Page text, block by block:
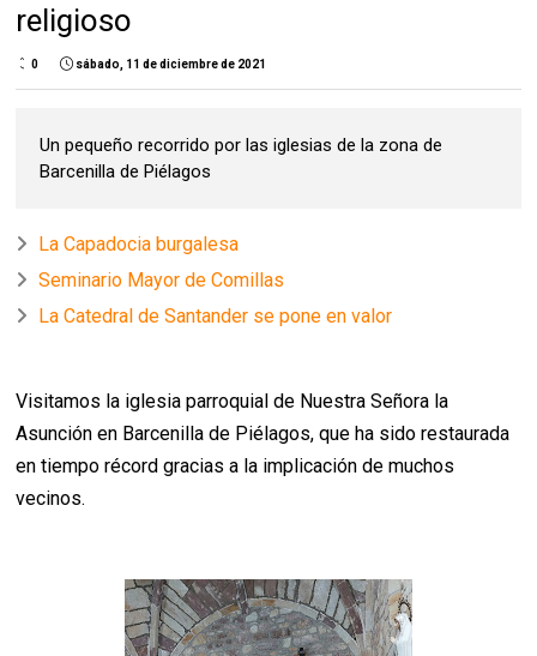
religioso
0 sábado, 11 de diciembre de 2021
Un pequeño recorrido por las iglesias de la zona de
Barcenilla de Piélagos
La Capadocia burgalesa
Seminario Mayor de Comillas
La Catedral de Santander se pone en valor
Visitamos la iglesia parroquial de Nuestra Señora la
Asunción en Barcenilla de Piélagos, que ha sido restaurada
en tiempo récord gracias a la implicación de muchos
vecinos.